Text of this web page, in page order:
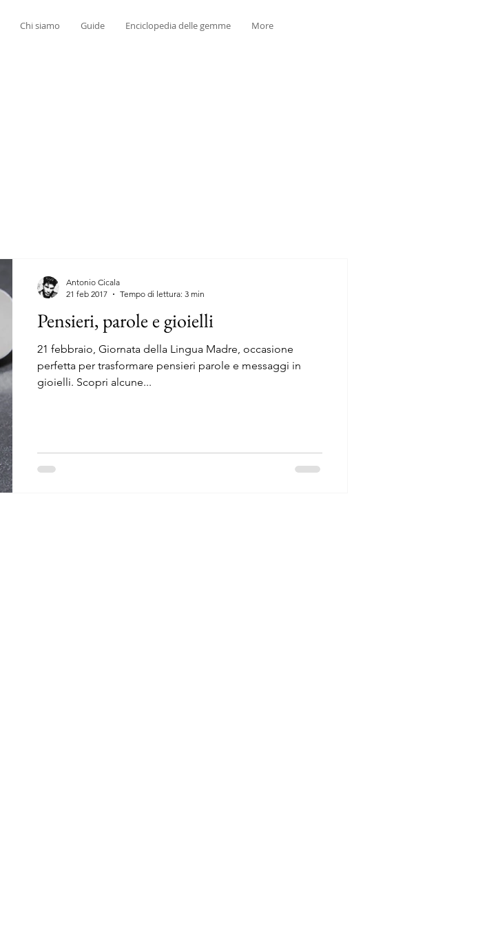
Chi siamo Guide Enciclopedia delle gemme More
Pensieri, parole e gioielli
21 febbraio, Giornata della Lingua Madre, occasione
perfetta per trasformare pensieri parole e messaggi in
gioielli. Scopri alcune...
Antonio Cicala
21 feb 2017
Tempo di lettura: 3 min